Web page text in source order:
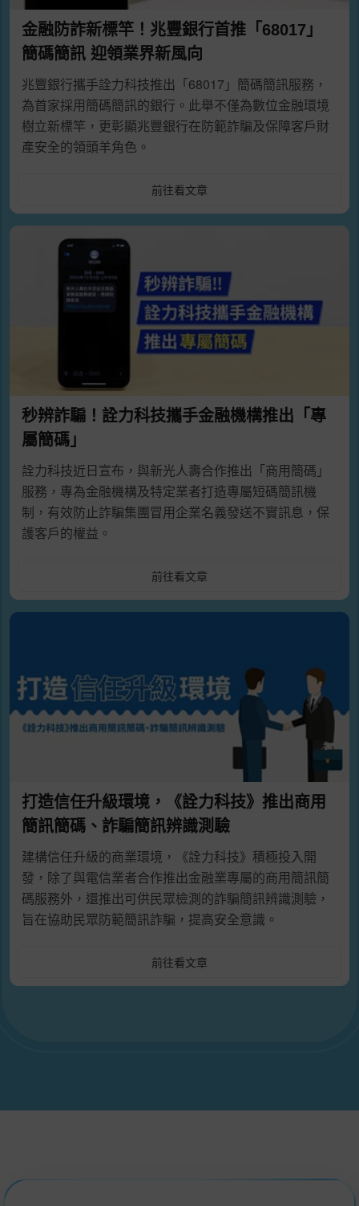
金融防詐新標竿！兆豐銀行首推「68017」
簡碼簡訊 迎領業界新風向
兆豐銀行攜手詮力科技推出「68017」簡碼簡訊服務，
為首家採用簡碼簡訊的銀行。此舉不僅為數位金融環境
樹立新標竿，更彰顯兆豐銀行在防範詐騙及保障客戶財
產安全的領頭羊角色。
前往看文章
秒辨詐騙！詮力科技攜手金融機構推出「專
屬簡碼」
詮力科技近日宣布，與新光人壽合作推出「商用簡碼」
服務，專為金融機構及特定業者打造專屬短碼簡訊機
制，有效防止詐騙集團冒用企業名義發送不實訊息，保
護客戶的權益。
前往看文章
打造信任升級環境，《詮力科技》推出商用
簡訊簡碼、詐騙簡訊辨識測驗
建構信任升級的商業環境，《詮力科技》積極投入開
發，除了與電信業者合作推出金融業專屬的商用簡訊簡
碼服務外，還推出可供民眾檢測的詐騙簡訊辨識測驗，
旨在協助民眾防範簡訊詐騙，提高安全意識。
前往看文章